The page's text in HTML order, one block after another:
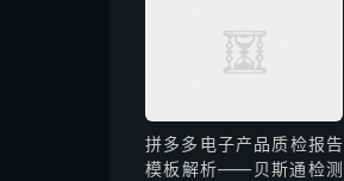
拼多多电子产品质检报告
模板解析——贝斯通检测